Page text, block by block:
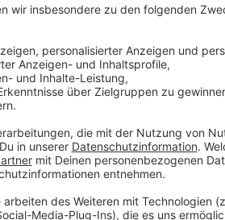
Bürokratieabbau in einigen
werden konkret: Ein Gesetzentwurf
gelockert oder ganz ausgesetzt
8. März in den Landtag eingebracht
vor der Winterklausur der CSU-
«Im Laufe des Jahres soll das Gesetz
rasch an den Start gehen können»,